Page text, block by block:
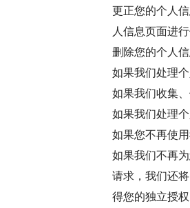
更正您的个人
人信息页面进行
删除您的个人
如果我们处理
如果我们收集
如果我们处理
如果您不再使
如果我们不再
请求，我们还
得您的独立授